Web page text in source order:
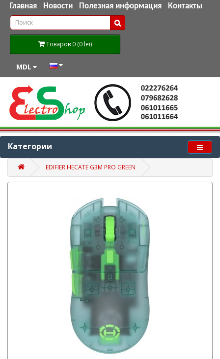
Главная Новости Полезная информация Контакты
Товаров 0 (0 lei)
MDL
Категории
EDIFIER HECATE G3M PRO GREEN